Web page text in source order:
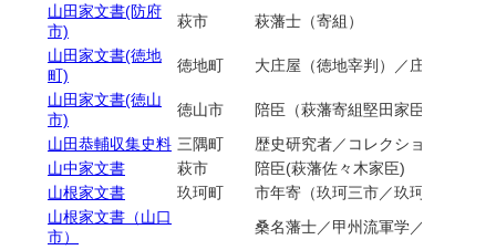
山田家文書(防府
市)
萩市
萩藩士（寄組）
山田家文書(徳地
町)
徳地町
大庄屋（徳地宰判）／庄屋（徳地
山田家文書(徳山
市)
徳山市
陪臣（萩藩寄組堅田家臣）／村長
山田恭輔収集史料 三隅町
歴史研究者／コレクション
山中家文書
萩市
陪臣(萩藩佐々木家臣)
山根家文書
玖珂町
市年寄（玖珂三市／玖珂本郷・新
山根家文書（山口
市）
桑名藩士／甲州流軍学／図書